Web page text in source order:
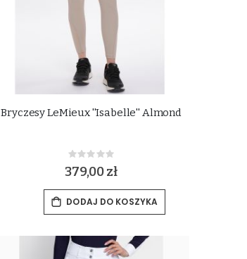
Bryczesy LeMieux ''Isabelle'' Almond
Rating:
0%
379,00 zł
DODAJ DO KOSZYKA